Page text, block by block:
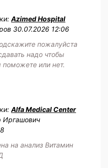
Azimed Hospital
30.07.2026 12:06
пожалуйста
надо чтобы
поможете или нет.
Alfa Medical Center
Иргашович
на анализ Витамин